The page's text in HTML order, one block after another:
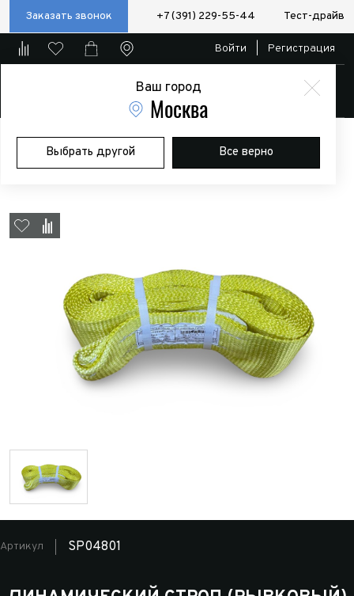
Заказать звонок +7 (391) 229-55-44 Тест-драйв
Ваш город
Москва
Выбрать другой Все верно
Войти Регистрация
Главная Магазин Дополнительное оборудование
Лебедки
Динамический строп (рывковый) 6т 6м (петля-петля)
Артикул SP04801